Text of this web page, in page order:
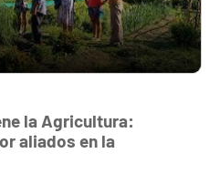
la Agricultura:
aliados en la